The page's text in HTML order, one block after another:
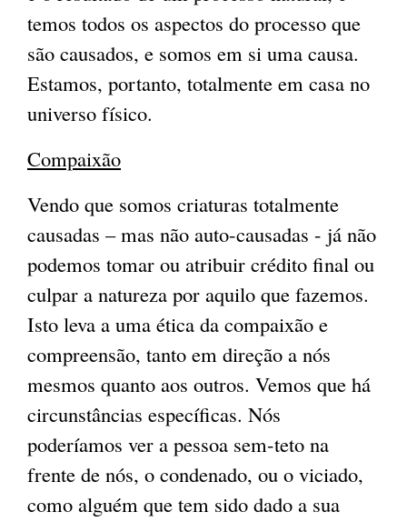
temos todos os aspectos do processo que
são causados, e somos em si uma causa.
Estamos, portanto, totalmente em casa no
universo físico.
Compaixão
Vendo que somos criaturas totalmente
causadas – mas não auto-causadas - já não
podemos tomar ou atribuir crédito final ou
culpar a natureza por aquilo que fazemos.
Isto leva a uma ética da compaixão e
compreensão, tanto em direção a nós
mesmos quanto aos outros. Vemos que há
circunstâncias específicas. Nós
poderíamos ver a pessoa sem-teto na
frente de nós, o condenado, ou o viciado,
como alguém que tem sido dado a sua